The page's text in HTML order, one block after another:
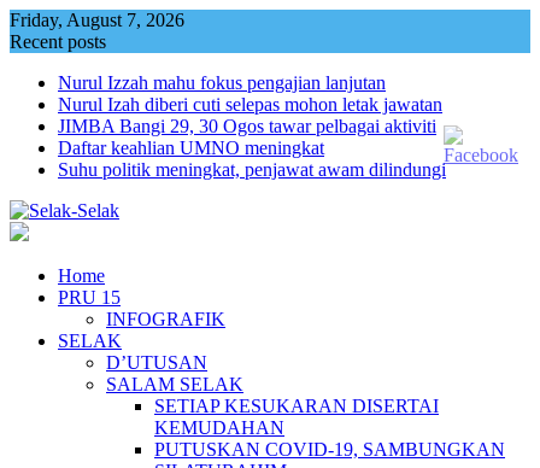
Skip
to
Friday, August 7, 2026
Recent posts
Nurul Izzah mahu fokus pengajian lanjutan
Nurul Izah diberi cuti selepas mohon letak jawatan
JIMBA Bangi 29, 30 Ogos tawar pelbagai aktiviti
Daftar keahlian UMNO meningkat
Suhu politik meningkat, penjawat awam dilindungi
Home
PRU 15
INFOGRAFIK
SELAK
D’UTUSAN
SALAM SELAK
SETIAP KESUKARAN DISERTAI
KEMUDAHAN
PUTUSKAN COVID-19, SAMBUNGKAN